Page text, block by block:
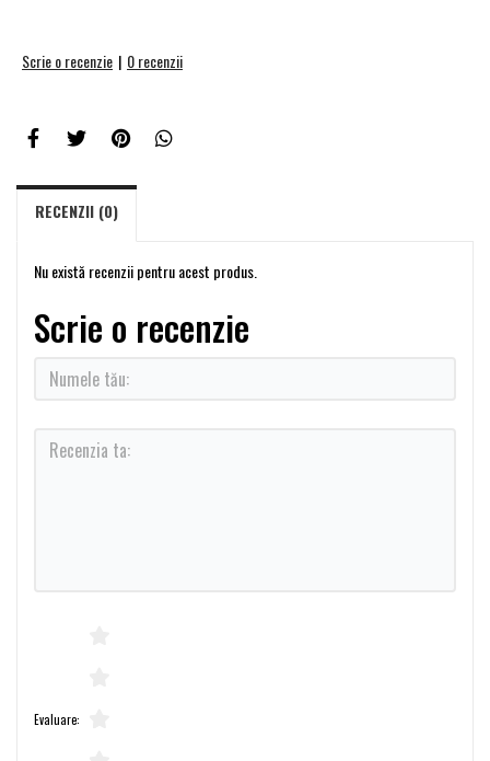
Scrie o recenzie | 0 recenzii
RECENZII (0)
Nu există recenzii pentru acest produs.
Scrie o recenzie
Evaluare: